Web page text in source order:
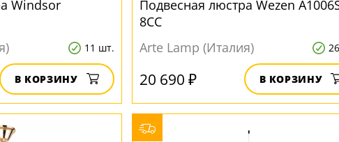
Windsor
11 шт.
В КОРЗИНУ
Подвесная люстра Wezen
8CC
Arte Lamp (Италия)
20 690 ₽ В КОРЗИНУ